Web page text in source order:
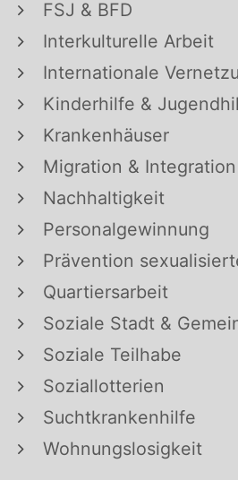
FSJ & BFD
Interkulturelle Arbeit
Internationale
Kinderhilfe &
Krankenhäuser
Migration & Integration
Nachhaltigkeit
Personalgewinnung
Prävention
Quartiersarbeit
Soziale Stadt &
Soziale Teilhabe
Soziallotterien
Suchtkrankenhilfe
Wohnungslosigkeit